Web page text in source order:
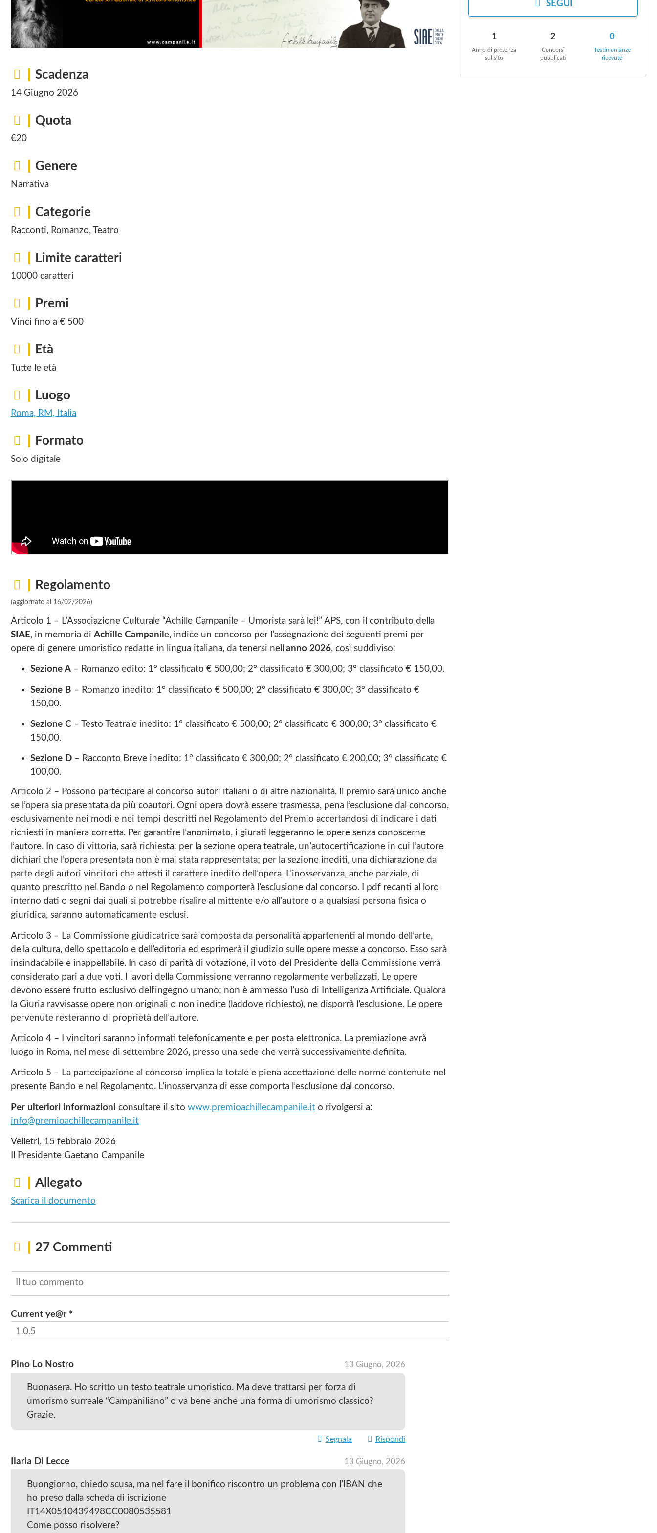
G
I
U
N
G
S
O
D
Scadenza
14 Giugno 2026
Quota
€20
Genere
Narrativa
Categorie
Racconti, Romanzo, Teatro
Limite caratteri
10000 caratteri
Premi
Vinci fino a € 500
Età
Tutte le età
Luogo
Roma, RM, Italia
Formato
Solo digitale
Regolamento
(aggiornato al 16/02/2026)
Articolo 1 – L’Associazione Culturale “Achille Campanile – Umorista sarà lei!” APS, con il contributo della
SIAE, in memoria di Achille Campanil e, indice un concorso per l’assegnazione dei seguenti premi per
opere di genere umoristico redatte in lingua italiana, da tenersi nell’anno 2026, così suddiviso:
Sezione A– Romanzo edito: 1° classificato € 500,00; 2° classificato € 300,00; 3° classificato € 150,00.
Sezione B – Romanzo inedito: 1° classificato € 500,00; 2° classificato € 300,00; 3° classificato €
150,00.
Sezione C – Testo Teatrale inedito: 1° classificato € 500,00; 2° classificato € 300,00; 3° classificato €
150,00.
Sezione D – Racconto Breve inedito: 1° classificato € 300,00; 2° classificato € 200,00; 3° classificato €
100,00.
Articolo 2 – Possono partecipare al concorso autori italiani o di altre nazionalità. Il premio sarà unico anche
se l’opera sia presentata da più coautori. Ogni opera dovrà essere trasmessa, pena l’esclusione dal concorso,
esclusivamente nei modi e nei tempi descritti nel Regolamento del Premio accertandosi di indicare i dati
richiesti in maniera corretta. Per garantire l’anonimato, i giurati leggeranno le opere senza conoscerne
l’autore. In caso di vittoria, sarà richiesta: per la sezione opera teatrale, un’autocertificazione in cui l’autore
dichiari che l’opera presentata non è mai stata rappresentata; per la sezione inediti, una dichiarazione da
parte degli autori vincitori che attesti il carattere inedito dell’opera. L’inosservanza, anche parziale, di
quanto prescritto nel Bando o nel Regolamento comporterà l’esclusione dal concorso. I pdf recanti al loro
interno dati o segni dai quali si potrebbe risalire al mittente e/o all’autore o a qualsiasi persona fisica o
giuridica, saranno automaticamente esclusi.
Articolo 3 – La Commissione giudicatrice sarà composta da personalità appartenenti al mondo dell’arte,
della cultura, dello spettacolo e dell’editoria ed esprimerà il giudizio sulle opere messe a concorso. Esso sarà
insindacabile e inappellabile. In caso di parità di votazione, il voto del Presidente della Commissione verrà
considerato pari a due voti. I lavori della Commissione verranno regolarmente verbalizzati. Le opere
devono essere frutto esclusivo dell’ingegno umano; non è ammesso l’uso di Intelligenza Artificiale. Qualora
la Giuria ravvisasse opere non originali o non inedite (laddove richiesto), ne disporrà l’esclusione. Le opere
pervenute resteranno di proprietà dell’autore.
Articolo 4 – I vincitori saranno informati telefonicamente e per posta elettronica. La premiazione avrà
luogo in Roma, nel mese di settembre 2026, presso una sede che verrà successivamente definita.
Articolo 5 – La partecipazione al concorso implica la totale e piena accettazione delle norme contenute nel
presente Bando e nel Regolamento. L’inosservanza di esse comporta l’esclusione dal concorso.
Per ulteriori informazioni consultare il sito www.premioachillecampanile.it o rivolgersi a:
info@premioachillecampanile.it
Velletri, 15 febbraio 2026
Il Presidente Gaetano Campanile
Allegato
Scarica il documento
27 Commenti
Current ye@r *
Pino Lo Nostro 13 Giugno, 2026
Buonasera. Ho scritto un testo teatrale umoristico. Ma deve trattarsi per forza di
umorismo surreale “Campaniliano” o va bene anche una forma di umorismo classico?
Grazie.
Segnala Rispondi
Ilaria Di Lecce 13 Giugno, 2026
Buongiorno, chiedo scusa, ma nel fare il bonifico riscontro un problema con l’IBAN che
ho preso dalla scheda di iscrizione
IT14X0510439498CC0080535581
Come posso risolvere?
SEGUI
1
Anno di presenza
sul sito
2
Concorsi
pubblicati
0
Testimonianze
ricevute